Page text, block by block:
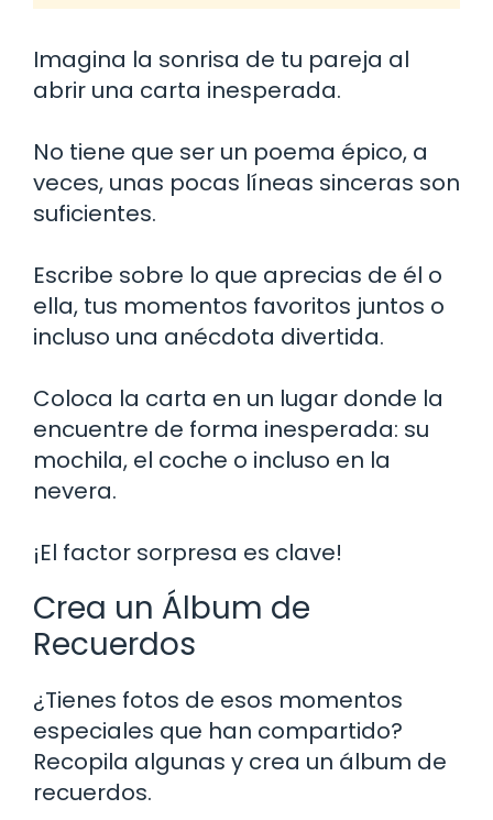
Imagina la sonrisa de tu pareja al
abrir una carta inesperada.
No tiene que ser un poema épico, a
veces, unas pocas líneas sinceras son
suficientes.
Escribe sobre lo que aprecias de él o
ella, tus momentos favoritos juntos o
incluso una anécdota divertida.
Coloca la carta en un lugar donde la
encuentre de forma inesperada: su
mochila, el coche o incluso en la
nevera.
¡El factor sorpresa es clave!
Crea un Álbum de
Recuerdos
¿Tienes fotos de esos momentos
especiales que han compartido?
Recopila algunas y crea un álbum de
recuerdos.